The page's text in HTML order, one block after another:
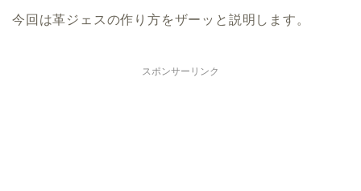
今回は革ジェスの作り方をザーッと説明します。
スポンサーリンク